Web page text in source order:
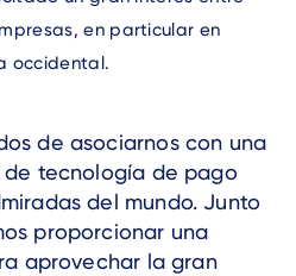
en particular en
occidental.
de asociarnos con una
de tecnología de pago
del mundo. Junto
proporcionar una
aprovechar la gran